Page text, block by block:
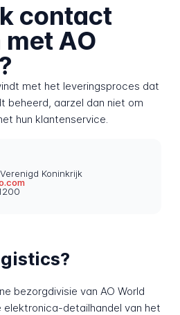
contact
AO
met het leveringsproces dat
beheerd, aarzel dan niet om
hun klantenservice.
Koninkrijk
bezorgdivisie van AO World
elektronica-detailhandel van het